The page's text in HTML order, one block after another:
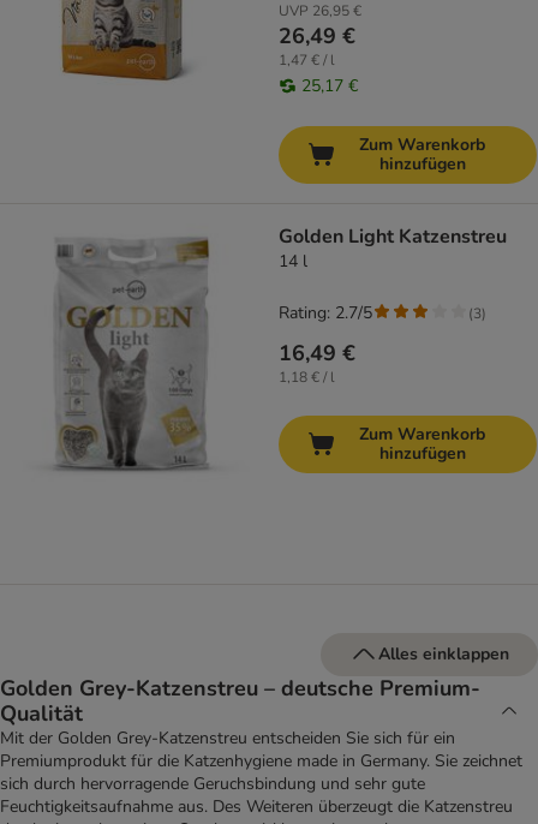
UVP 26,95 €
26,49 €
1,47 € / l
25,17 €
Zum Warenkorb
hinzufügen
Golden Light Katzenstreu
14 l
16,49 €
1,18 € / l
Rating: 2.7/5 (3)
Zum Warenkorb
hinzufügen
Alles einklappen
Golden Grey-Katzenstreu – deutsche Premium-
Qualität
Mit der Golden Grey-Katzenstreu entscheiden Sie sich für ein
Premiumprodukt für die Katzenhygiene made in Germany. Sie zeichnet
sich durch hervorragende Geruchsbindung und sehr gute
Feuchtigkeitsaufnahme aus. Des Weiteren überzeugt die Katzenstreu